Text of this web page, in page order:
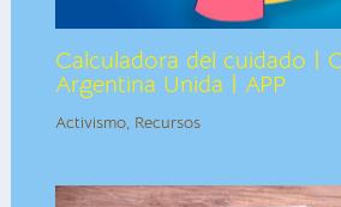
Calculadora del cuidado |
Argentina Unida | APP
Activismo, Recursos